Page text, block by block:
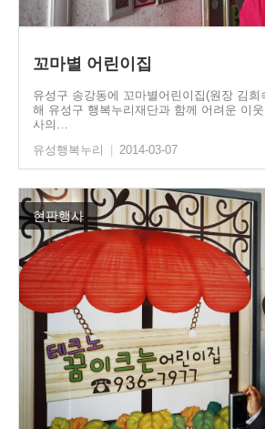
꼬마별 어린이집
유성구 송강동에 꼬마별어린이집(원장 김희
해 유성구 행복누리재단과 함께 어려운 이
사의…
유성행복누리
| 2014-03-07
현판행사